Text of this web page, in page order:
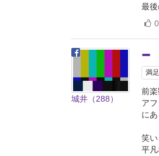
最後
0
城井（288）
満
前楽
ア
に
笑
平